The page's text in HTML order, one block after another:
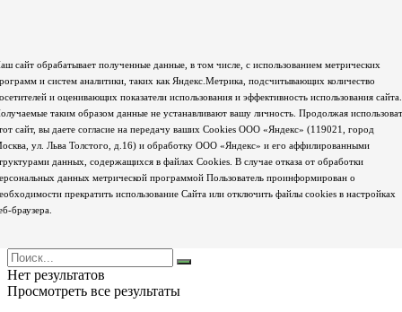
сайт обрабатывает полученные данные, в том числе, с использованием метрических
и систем аналитики, таких как Яндекс.Метрика, подсчитывающих количество
и оценивающих показатели использования и эффективность использования сайта.
таким образом данные не устанавливают вашу личность. Продолжая
сайт, вы даете согласие на передачу ваших Cookies ООО «Яндекс» (119021, город
ул. Льва Толстого, д.16) и обработку ООО «Яндекс» и его аффилированными
данных, содержащихся в файлах Cookies. В случае отказа от обработки
данных метрической программой Пользователь проинформирован о
прекратить использование Сайта или отключить файлы cookies в настройках
браузера.
Нет результатов
Просмотреть все результаты